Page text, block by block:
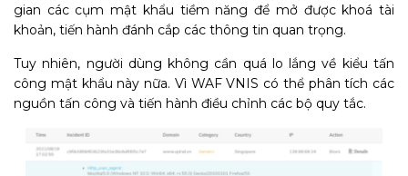
gian các cụm mật khẩu tiềm năng để mở được khoá tài
khoản, tiến hành đánh cắp các thông tin quan trọng.
Tuy nhiên, người dùng không cần quá lo lắng về kiểu tấn
công mật khẩu này nữa. Vì WAF VNIS có thể phân tích các
nguồn tấn công và tiến hành điều chỉnh các bộ quy tắc.